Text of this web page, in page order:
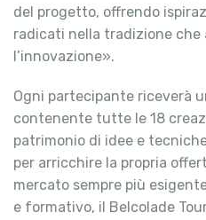
del progetto, offrendo
radicati nella tradizione
l’innovazione».
Ogni partecipante riceverà
contenente tutte le 18
patrimonio di idee e
per arricchire la propria
mercato sempre più
e formativo, il Belcolade